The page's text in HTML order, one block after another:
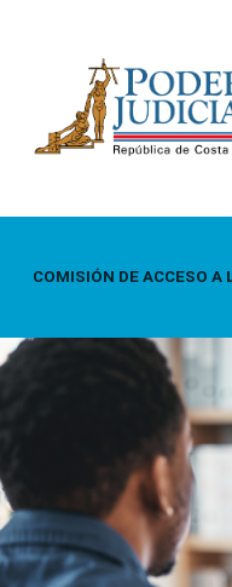
COMISIÓN DE ACCESO A